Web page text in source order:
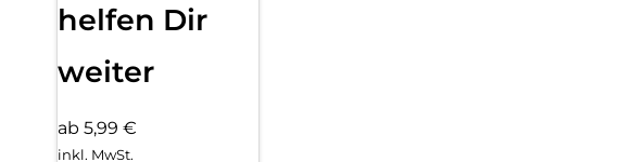
helfen Dir
weiter
ab 5,99 €
inkl. MwSt.